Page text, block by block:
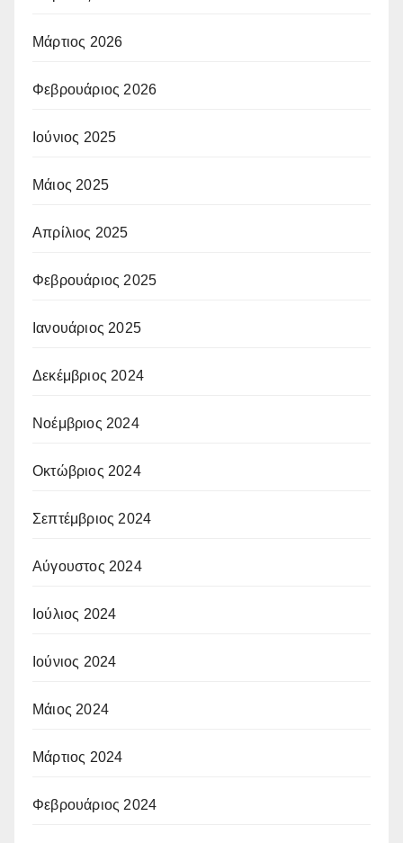
Μάρτιος 2026
Φεβρουάριος 2026
Ιούνιος 2025
Μάιος 2025
Απρίλιος 2025
Φεβρουάριος 2025
Ιανουάριος 2025
Δεκέμβριος 2024
Νοέμβριος 2024
Οκτώβριος 2024
Σεπτέμβριος 2024
Αύγουστος 2024
Ιούλιος 2024
Ιούνιος 2024
Μάιος 2024
Μάρτιος 2024
Φεβρουάριος 2024